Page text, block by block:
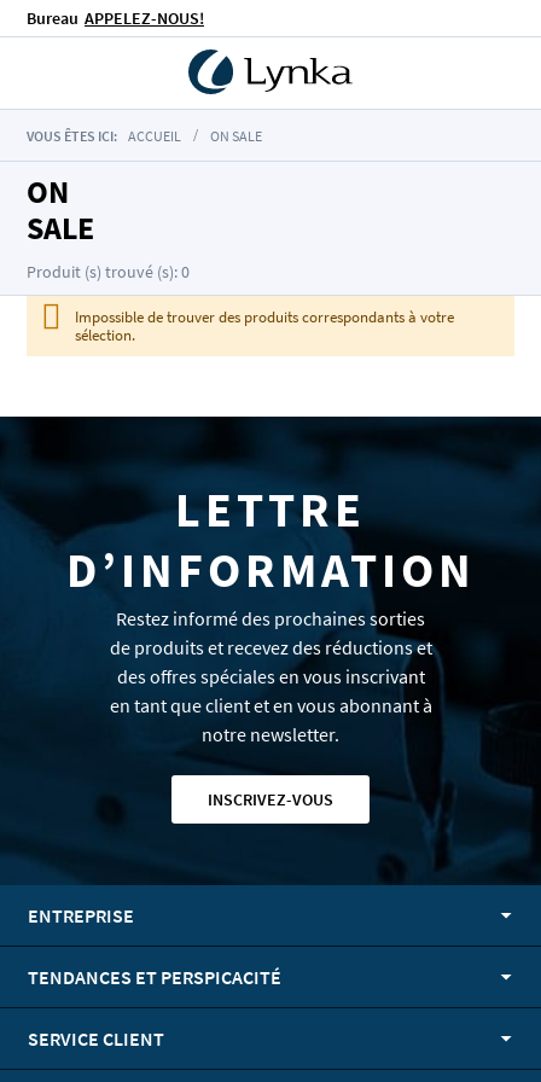
Bureau APPELEZ-NOUS!
VOUS ÊTES ICI: ACCUEIL ON SALE
ON
SALE
Produit (s) trouvé (s): 0
Impossible de trouver des produits correspondants à votre
sélection.
LETTRE
D’INFORMATION
Restez informé des prochaines sorties
de produits et recevez des réductions et
des offres spéciales en vous inscrivant
en tant que client et en vous abonnant à
notre newsletter.
INSCRIVEZ-VOUS
ENTREPRISE
TENDANCES ET PERSPICACITÉ
SERVICE CLIENT